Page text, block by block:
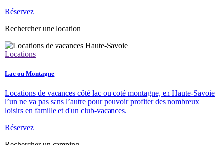
Réservez
Rechercher une location
Locations
Lac ou Montagne
Locations de vacances côté lac ou coté montagne, en Haute-Savoie
l’un ne va pas sans l’autre pour pouvoir profiter des nombreux
loisirs en famille et d'un club-vacances.
Réservez